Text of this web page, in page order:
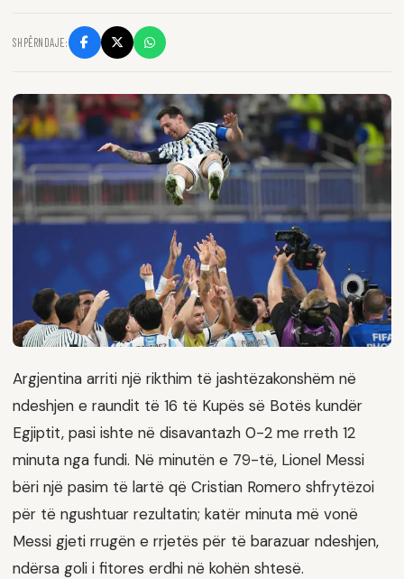
SHPËRNDAJE:
Argjentina arriti një rikthim të jashtëzakonshëm në
ndeshjen e raundit të 16 të Kupës së Botës kundër
Egjiptit, pasi ishte në disavantazh 0-2 me rreth 12
minuta nga fundi. Në minutën e 79-të, Lionel Messi
bëri një pasim të lartë që Cristian Romero shfrytëzoi
për të ngushtuar rezultatin; katër minuta më vonë
Messi gjeti rrugën e rrjetës për të barazuar ndeshjen,
ndërsa goli i fitores erdhi në kohën shtesë.